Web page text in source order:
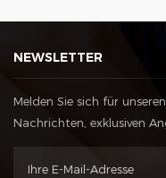
NEWSLETTER
Melden Sie sich für
Nachrichten, exklusiven
Rabattinformationen zu